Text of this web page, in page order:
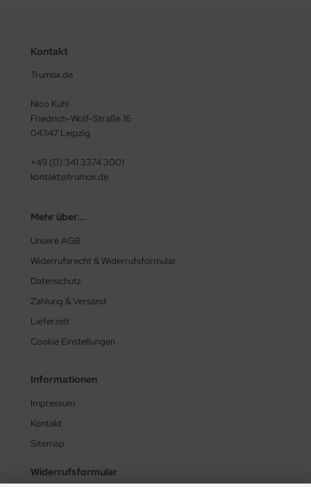
Kontakt
Trumox.de
Nico Kuhl
Friedrich-Wolf-Straße 16
04347 Leipzig
+49 (0) 341 3374 3001
kontakt@trumox.de
Mehr über...
Unsere AGB
Widerrufsrecht & Widerrufsformular
Datenschutz
Zahlung & Versand
Lieferzeit
Cookie Einstellungen
Informationen
Impressum
Kontakt
Sitemap
Widerrufsformular